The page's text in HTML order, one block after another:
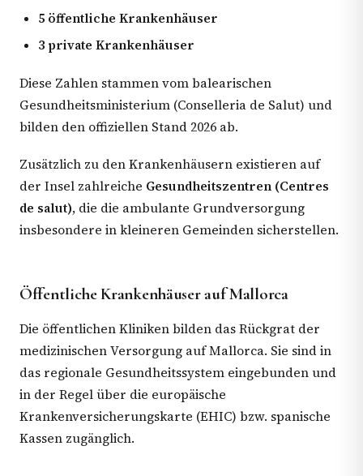
5 öffentliche Krankenhäuser
3 private Krankenhäuser
Diese Zahlen stammen vom balearischen
Gesundheitsministerium (Conselleria de Salut) und
bilden den offiziellen Stand 2026 ab.
Zusätzlich zu den Krankenhäusern existieren auf
der Insel zahlreiche Gesundheitszentren (Centres
de salut), die die ambulante Grundversorgung
insbesondere in kleineren Gemeinden sicherstellen.
Öffentliche Krankenhäuser auf Mallorca
Die öffentlichen Kliniken bilden das Rückgrat der
medizinischen Versorgung auf Mallorca. Sie sind in
das regionale Gesundheitssystem eingebunden und
in der Regel über die europäische
Krankenversicherungskarte (EHIC) bzw. spanische
Kassen zugänglich.